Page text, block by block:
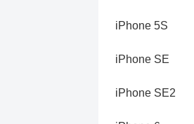
iPhone 5S
iPhone SE
iPhone SE2